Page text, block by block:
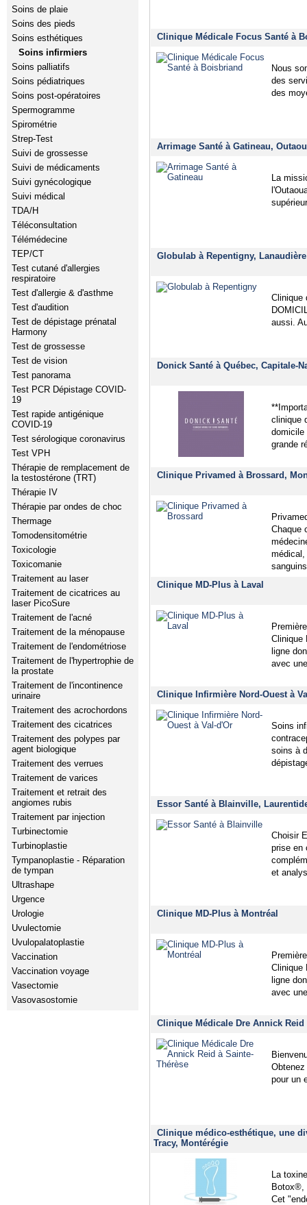
Soins de plaie
Soins des pieds
Soins esthétiques
Soins infirmiers
Soins palliatifs
Soins pédiatriques
Soins post-opératoires
Spermogramme
Spirométrie
Strep-Test
Suivi de grossesse
Suivi de médicaments
Suivi gynécologique
Suivi médical
TDA/H
Téléconsultation
Télémédecine
TEP/CT
Test cutané d'allergies
respiratoire
Test d'allergie & d'asthme
Test d'audition
Test de dépistage prénatal
Harmony
Test de grossesse
Test de vision
Test panorama
Test PCR Dépistage COVID-
19
Test rapide antigénique
COVID-19
Test sérologique coronavirus
Test VPH
Thérapie de remplacement de
la testostérone (TRT)
Thérapie IV
Thérapie par ondes de choc
Thermage
Tomodensitométrie
Toxicologie
Toxicomanie
Traitement au laser
Traitement de cicatrices au
laser PicoSure
Traitement de l'acné
Traitement de la ménopause
Traitement de l'endométriose
Traitement de l'hypertrophie de
la prostate
Traitement de l'incontinence
urinaire
Traitement des acrochordons
Traitement des cicatrices
Traitement des polypes par
agent biologique
Traitement des verrues
Traitement de varices
Traitement et retrait des
angiomes rubis
Traitement par injection
Turbinectomie
Turbinoplastie
Tympanoplastie - Réparation
de tympan
Ultrashape
Urgence
Urologie
Uvulectomie
Uvulopalatoplastie
Vaccination
Vaccination voyage
Vasectomie
Vasovasostomie
Clinique Médicale Focus Santé à
Nous
des
des
Arrimage Santé à Gatineau,
La
Globulab à Repentigny, Lanaudière
Clinique
aussi.
Donick Santé à Québec, Capitale-
clinique
domicile
grande
Clinique Privamed à Brossard,
Chaque
Clinique MD-Plus à Laval
Clinique
ligne
avec
Clinique Infirmière Nord-Ouest à
Soins
soins à
Essor Santé à Blainville,
Choisir
prise en
et
Clinique MD-Plus à Montréal
Clinique
ligne
avec
Clinique Médicale Dre Annick
pour un
Clinique médico-esthétique, une
Tracy, Montérégie
La
Botox®,
Cet